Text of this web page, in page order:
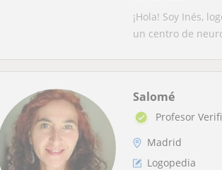
¡Hola! Soy Inés,
un centro de
Salomé
Profesor
Madrid
Logopedia